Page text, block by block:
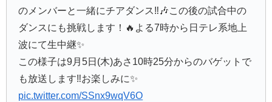
のメンバーと一緒にチアダンス‼️🎶この後の試合中の
ダンスにも挑戦します！🔥よる7時から日テレ系地上
波にて生中継✨
この様子は9月5日(木)あさ10時25分からのバゲットで
も放送します‼️お楽しみに✨
pic.twitter.com/SSnx9wqV6O